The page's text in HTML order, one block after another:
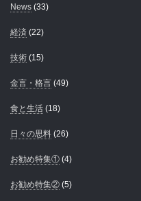
News (33)
経済 (22)
技術 (15)
金言・格言 (49)
食と生活 (18)
日々の思料 (26)
お勧め特集① (4)
お勧め特集② (5)